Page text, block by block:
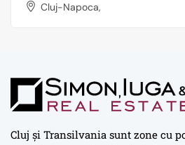
Cluj-Napoca,
Cluj și Transilvania sunt zone cu